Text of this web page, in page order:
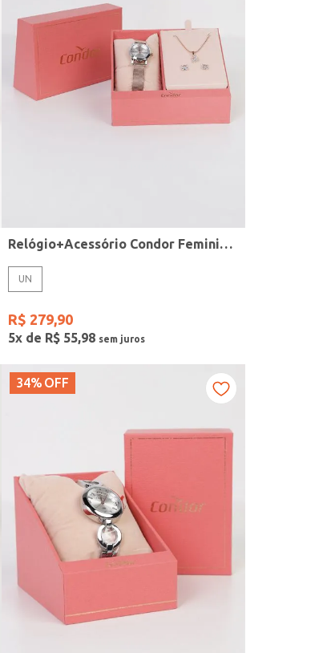
Relógio+Acessório Condor Feminino ROSE
UN
R$ 279,90
5x de R$ 55,98
34% OFF